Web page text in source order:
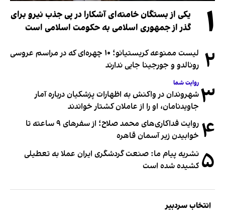
۱
یکی از بستگان خامنه‌ای آشکارا در پی جذب نیرو برای
گذر از جمهوری اسلامی به حکومت اسلامی است
۲
لیست ممنوعه کریستیانو؛ ۱۰ چهره‌ای که در مراسم عروسی
رونالدو و جورجینا جایی ندارند
۳ روایت شما
شهروندان در واکنش به اظهارات پزشکیان درباره آمار
جاویدنامان، او را از عاملان کشتار خواندند
۴
روایت فداکاری‌های محمد صلاح؛ از سفرهای ۹ ساعته تا
خوابیدن زیر آسمان قاهره
۵ نشریه پیام ما: صنعت گردشگری ایران عملا به تعطیلی
کشیده شده است
انتخاب سردبیر